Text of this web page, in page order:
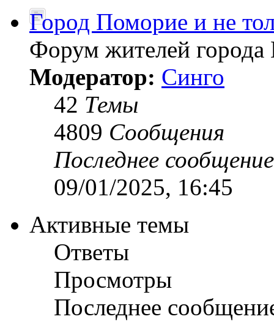
Город Поморие и не
Форум жителей города
Модератор: Синго
42 Темы
4809 Сообщения
Последнее сообщение
09/01/2025, 16:45
Активные темы
Ответы
Просмотры
Последнее